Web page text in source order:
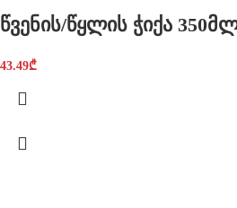
წვენის/წყლის ჭიქა
43.49₾